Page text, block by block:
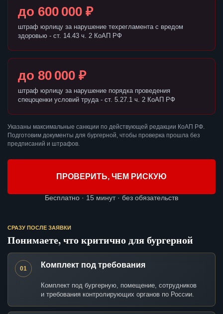
до 600 000 ₽
штраф юрлицу за нарушение техрегламента с вредом
здоровью - ст. 14.43 ч. 2 КоАП РФ
до 80 000 ₽
штраф юрлицу за нарушение порядка проведения
спецоценки условий труда - ст. 5.27.1 ч. 2 КоАП РФ
Указаны максимальные санкции по действующей редакции КоАП РФ.
Подготовим документы для бургерной, чтобы проверка прошла без
предписаний и штрафов.
ПРОВЕРИТЬ, ЧЕМ РИСКУЮ
Бесплатно · 15 минут · без обязательств
СРАЗУ ПОСЛЕ ЗАЯВКИ
Понимаете, что критично для бургерной
01 Комплект под требования
Комплект под бургерную, помещение, сотрудников
и требования контролирующих органов по России.